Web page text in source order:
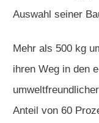
Auswahl seiner
Mehr als 500 kg
ihren Weg in den
Anteil von 60